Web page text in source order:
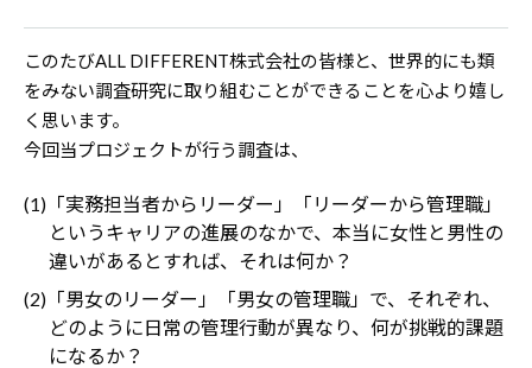
このたびALL DIFFERENT株式会社の皆様と、世界的にも類
をみない調査研究に取り組むことができることを心より嬉し
く思います。
今回当プロジェクトが行う調査は、
(1)「実務担当者からリーダー」「リーダーから管理職」
というキャリアの進展のなかで、本当に女性と男性の
違いがあるとすれば、それは何か？
(2)「男女のリーダー」「男女の管理職」で、それぞれ、
どのように日常の管理行動が異なり、何が挑戦的課題
になるか？